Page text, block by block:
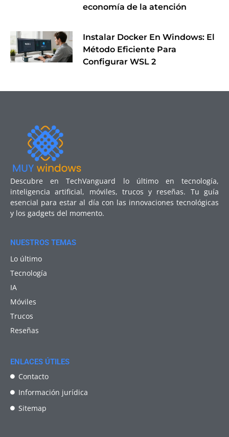
economía de la atención
Instalar Docker En Windows: El
Método Eficiente Para
Configurar WSL 2
Descubre en TechVanguard lo último en tecnología,
inteligencia artificial, móviles, trucos y reseñas. Tu guía
esencial para estar al día con las innovaciones tecnológicas
y los gadgets del momento.
NUESTROS TEMAS
Lo último
Tecnología
IA
Móviles
Trucos
Reseñas
ENLACES ÚTILES
Contacto
Información jurídica
Sitemap